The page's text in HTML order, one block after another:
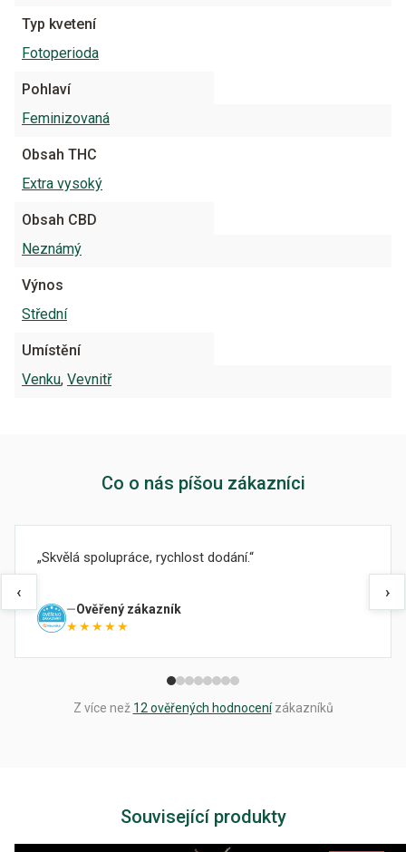
Typ kvetení
Fotoperioda
Pohlaví
Feminizovaná
Obsah THC
Extra vysoký
Obsah CBD
Neznámý
Výnos
Střední
Umístění
Venku, Vevnitř
Co o nás píšou zákazníci
‹
Skvělá spolupráce, rychlost dodání.
Ověřený zákazník
★★★★★
›
Z více než 12 ověřených hodnocenízákazníků
Související produkty